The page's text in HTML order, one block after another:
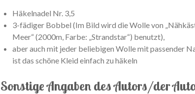
Häkelnadel Nr. 3,5
3-fädiger Bobbel (Im Bild wird die Wolle von
Meer“ (2000m, Farbe: „Strandstar“) benutzt),
aber auch mit jeder beliebigen Wolle mit passender
ist das schöne Kleid einfach zu häkeln
Sonstige Angaben des Autors/der